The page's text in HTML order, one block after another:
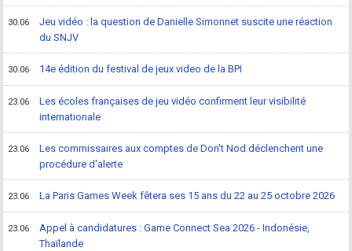
30.06
Jeu vidéo : la question de Danielle Simonnet suscite une réaction
du SNJV
30.06 14e édition du festival de jeux video de la BPI
23.06
Les écoles françaises de jeu vidéo confirment leur visibilité
internationale
23.06
Les commissaires aux comptes de Don't Nod déclenchent une
procédure d'alerte
23.06 La Paris Games Week fêtera ses 15 ans du 22 au 25 octobre 2026
23.06
Appel à candidatures : Game Connect Sea 2026 - Indonésie,
Thaïlande